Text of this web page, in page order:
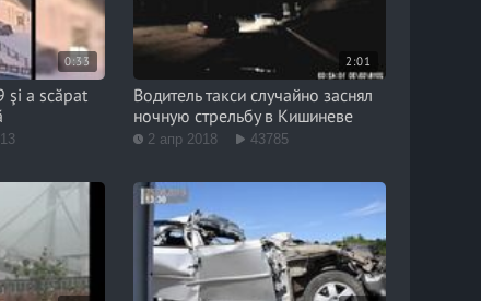
0:33
şi a scăpat
2:01
Водитель такси случайно заснял
ночную стрельбу в Кишиневе
2 апр 2018 43785